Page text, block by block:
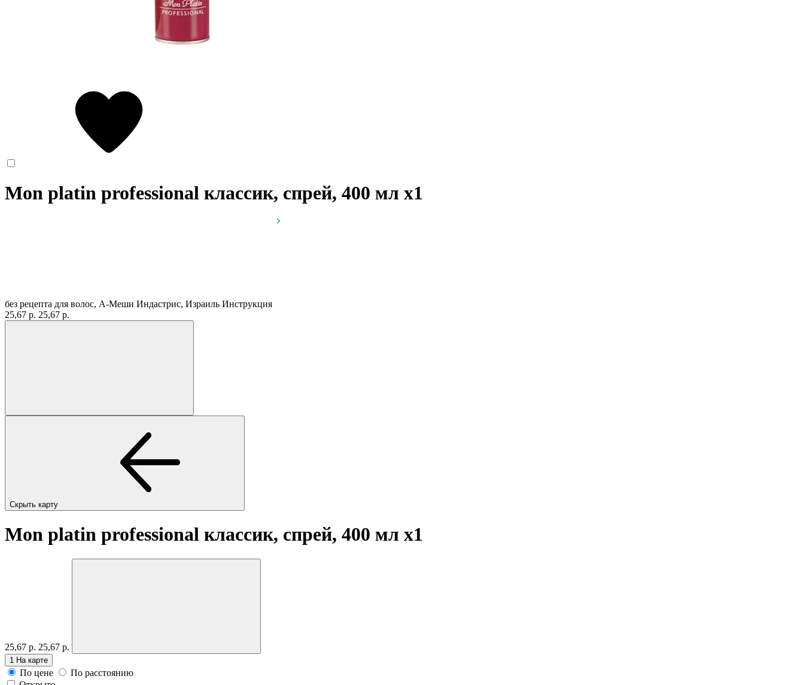
Mon platin professional классик, спрей, 400 мл x1
без рецепта для волос, А-Меши Индастрис, Израиль Инструкция
25,67 р. 25,67 р.
Скрыть карту
Mon platin professional классик, спрей, 400 мл x1
25,67 р. 25,67 р.
1 На карте
По цене
По расстоянию